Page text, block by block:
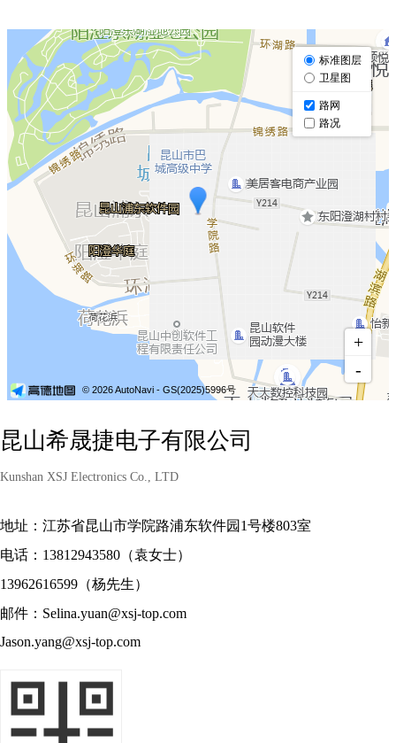
昆山希晟捷电子有限公司
Kunshan XSJ Electronics Co., LTD
地址：江苏省昆山市学院路浦东软件园1号楼803室
电话：13812943580（袁女士）
13962616599（杨先生）
邮件：Selina.yuan@xsj-top.com
Jason.yang@xsj-top.com